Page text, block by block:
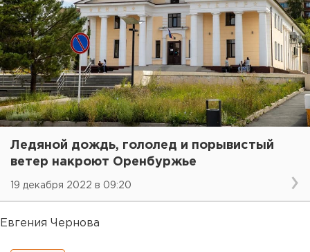
Ледяной дождь, гололед и порывистый
ветер накроют Оренбуржье
19 декабря 2022 в 09:20
Евгения Чернова